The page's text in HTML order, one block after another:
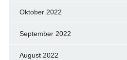
Oktober 2022
September 2022
August 2022